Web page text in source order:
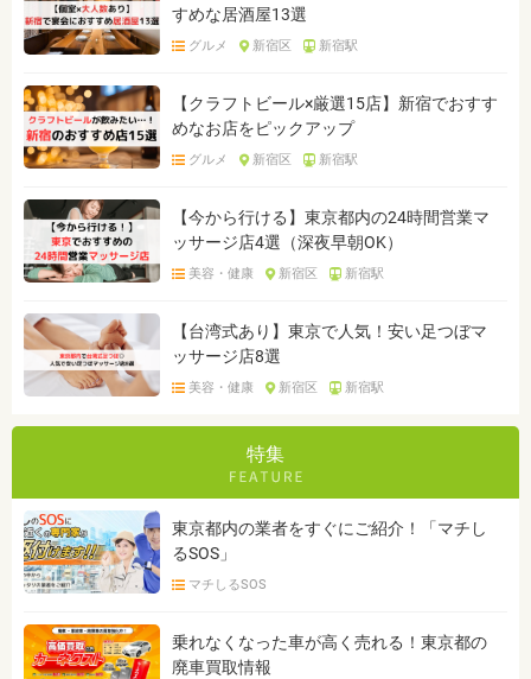
すめな居酒屋13選
グルメ 新宿区 新宿駅
【クラフトビール×厳選15店】新宿でおすす
めなお店をピックアップ
グルメ 新宿区 新宿駅
【今から行ける】東京都内の24時間営業マ
ッサージ店4選（深夜早朝OK）
美容・健康 新宿区 新宿駅
【台湾式あり】東京で人気！安い足つぼマ
ッサージ店8選
美容・健康 新宿区 新宿駅
特集
東京都内の業者をすぐにご紹介！「マチし
るSOS」
マチしるSOS
乗れなくなった車が高く売れる！東京都の
廃車買取情報